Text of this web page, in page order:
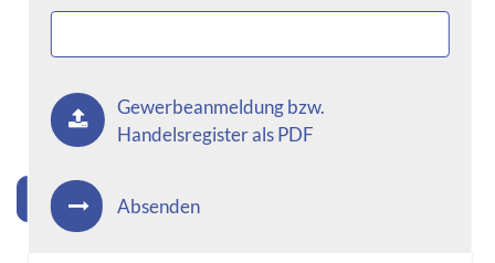
'Schleifstifte' Sortiment jetzt anzeigen
Gewerbeanmeldung bzw.
Handelsregister als PDF
Absenden